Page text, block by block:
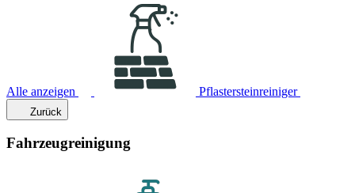
Alle anzeigen Pflastersteinreiniger
Zurück
Fahrzeugreinigung